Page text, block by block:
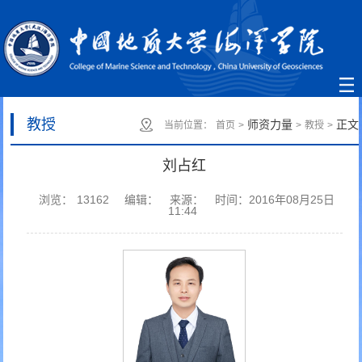
教授 当前位置： 首页 >师资力量 > 教授 >正文
刘占红
浏览： 13162 编辑： 来源：
时间：2016年08月25日
11:44